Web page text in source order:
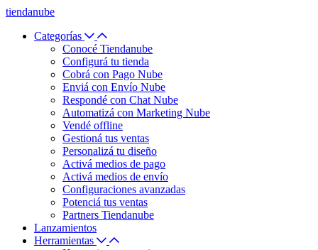
tiendanube
Categorías
Conocé Tiendanube
Configurá tu tienda
Cobrá con Pago Nube
Enviá con Envío Nube
Respondé con Chat Nube
Automatizá con Marketing Nube
Vendé offline
Gestioná tus ventas
Personalizá tu diseño
Activá medios de pago
Activá medios de envío
Configuraciones avanzadas
Potenciá tus ventas
Partners Tiendanube
Lanzamientos
Herramientas